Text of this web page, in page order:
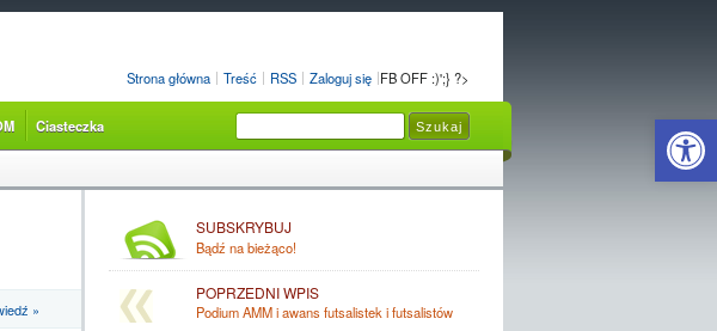
Strona główna Treść RSS Zaloguj się FB OFF :)';} ?>
Ciasteczka
»
SUBSKRYBUJ
Bądź na bieżąco!
POPRZEDNI WPIS
Podium AMM i awans futsalistek i futsalistów